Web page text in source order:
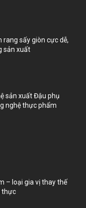
rang sấy giòn cực dễ,
sản xuất
sản xuất Đậu phụ
nghệ thực phẩm
– loại gia vị thay thế
thực